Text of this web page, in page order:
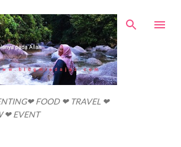
Skip to main content
FOOD ❤ TRAVEL ❤
❤ EVENT